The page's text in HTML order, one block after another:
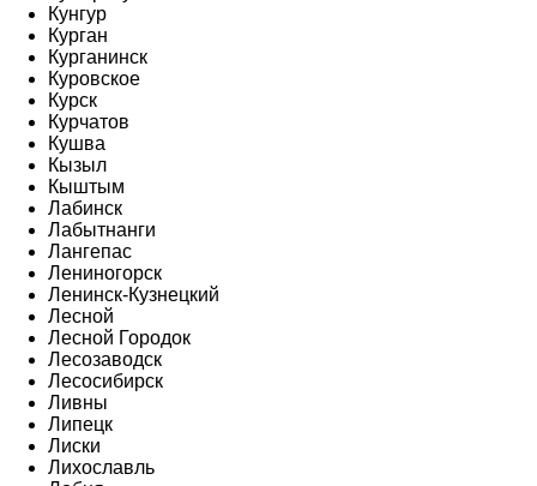
Кунгур
Курган
Курганинск
Куровское
Курск
Курчатов
Кушва
Кызыл
Кыштым
Лабинск
Лабытнанги
Лангепас
Лениногорск
Ленинск-Кузнецкий
Лесной
Лесной Городок
Лесозаводск
Лесосибирск
Ливны
Липецк
Лиски
Лихославль